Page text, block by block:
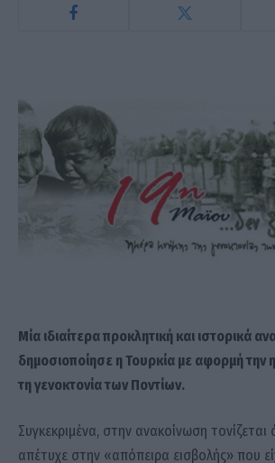
Μία ιδιαίτερα προκλητική και ιστορικά
δημοσιοποίησε η Τουρκία με αφορμή την
τη γενοκτονία των Ποντίων.
Συγκεκριμένα, στην ανακοίνωση τονίζεται
απέτυχε στην «απόπειρα εισβολής» που